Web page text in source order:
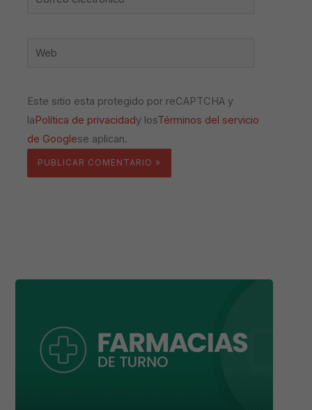
Web
Este sitio esta protegido por reCAPTCHA y
la Política de privacidady losTérminos del servicio
de Googlese aplican.